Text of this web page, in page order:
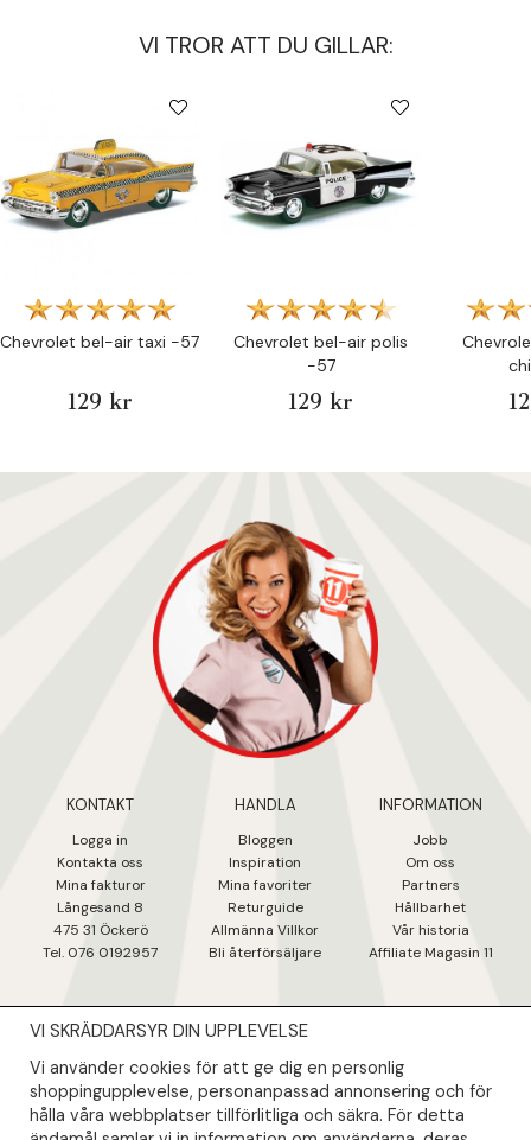
VI TROR ATT DU GILLAR:
Chevrolet bel-air taxi -57
129 kr
Chevrolet bel-air polis
-57
129 kr
KONTAKT
Logga in
Kontakta oss
Mina fakturor
Långesand 8
475 31 Öckerö
Tel. 076 0192957
HANDLA
Bloggen
Inspiration
Mina favoriter
Returguide
Allmänna Villkor
Bli återförsäljare
INFORMATION
Jobb
Om oss
Partners
Hållbarhet
Vår historia
Affiliate Magasin 11
NYHETSBREV
Såklart skall du ta del av våra bästa erbjudanden & nyheter!
VI SKRÄDDARSYR DIN UPPLEVELSE
Vi använder cookies för att ge dig en personlig
shoppingupplevelse, personanpassad annonsering och för
hålla våra webbplatser tillförlitliga och säkra. För detta